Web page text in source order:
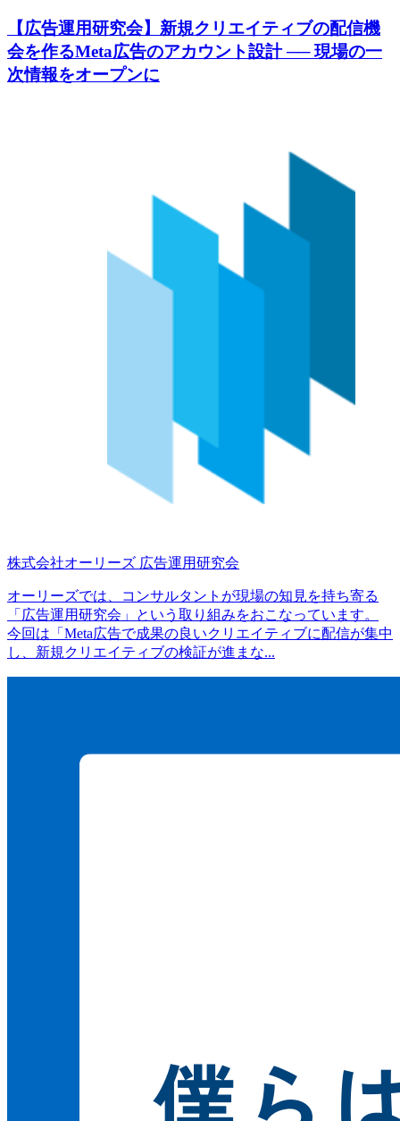
【広告運用研究会】新規クリエイティブの配信機
会を作るMeta広告のアカウント設計 ── 現場の一
次情報をオープンに
株式会社オーリーズ 広告運用研究会
オーリーズでは、コンサルタントが現場の知見を持ち寄る
「広告運用研究会」という取り組みをおこなっています。
今回は「Meta広告で成果の良いクリエイティブに配信が集中
し、新規クリエイティブの検証が進まな...